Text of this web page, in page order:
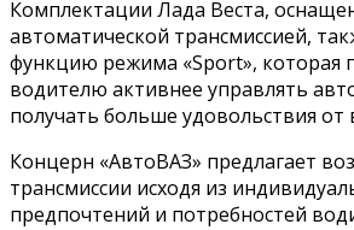
Комплектации Лада Веста,
автоматической трансмиссией,
функцию режима «Sport», которая
водителю активнее управлять
получать больше удовольствия от
Концерн «АвтоВАЗ» предлагает
трансмиссии исходя из
предпочтений и потребностей